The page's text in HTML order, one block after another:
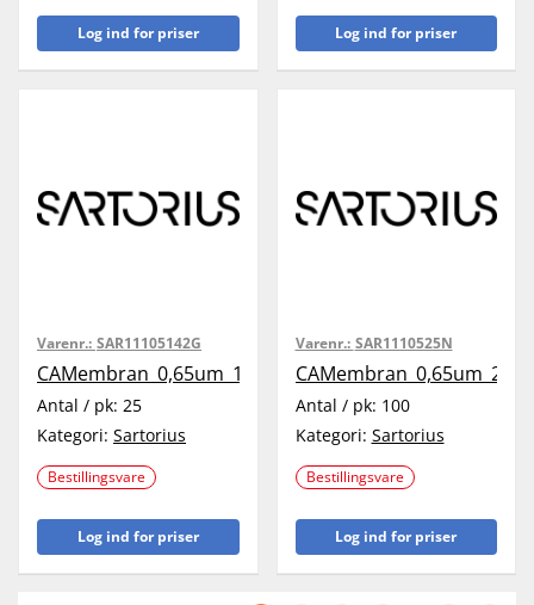
Log ind for priser Log ind for priser
Varenr.: SAR11105142G
CAMembran_0,65um_142mm_25pc
Antal / pk: 25
Kategori: Sartorius
Bestillingsvare
Log ind for priser
Varenr.: SAR1110525N
Antal / pk: 100
Kategori: Sartorius
Bestillingsvare
Log ind for priser